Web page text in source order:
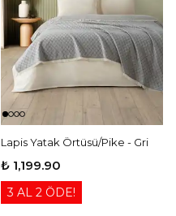
Lapis Yatak Örtüsü/Pike - Gri
₺ 1,199.90
3 AL 2 ÖDE!